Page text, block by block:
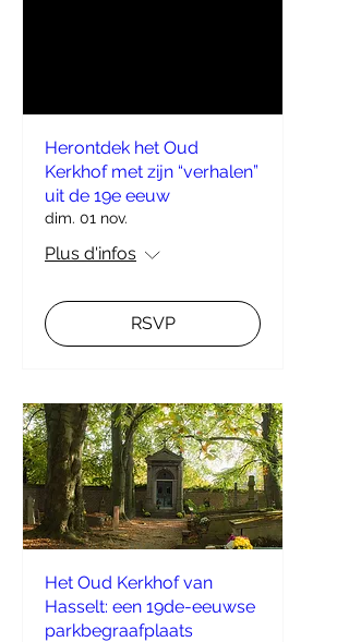
Herontdek het Oud
Kerkhof met zijn “verhalen”
uit de 19e eeuw
dim. 01 nov.
Plus d'infos
RSVP
Het Oud Kerkhof van
Hasselt: een 19de-eeuwse
parkbegraafplaats